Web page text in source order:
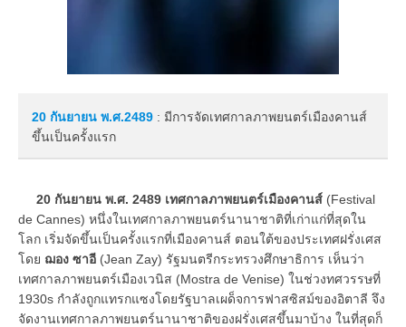
20 กันยายน พ.ศ.2489 : มีการจัดเทศกาลภาพยนตร์เมืองคานส์
ขึ้นเป็นครั้งแรก
20 กันยายน พ.ศ. 2489 เทศกาลภาพยนตร์เมืองคานส์ (Festival
de Cannes) หนึ่งในเทศกาลภาพยนตร์นานาชาติที่เก่าแก่ที่สุดใน
โลก เริ่มจัดขึ้นเป็นครั้งแรกที่เมืองคานส์ ตอนใต้ของประเทศฝรั่งเศส
โดย ฌอง ซาอี (Jean Zay) รัฐมนตรีกระทรวงศึกษาธิการ เห็นว่า
เทศกาลภาพยนตร์เมืองเวนิส (Mostra de Venise) ในช่วงทศวรรษที่
1930s กำลังถูกแทรกแซงโดยรัฐบาลเผด็จการฟาสซิสม์ของอิตาลี จึง
จัดงานเทศกาลภาพยนตร์นานาชาติของฝรั่งเศสขึ้นมาบ้าง ในที่สุดก็